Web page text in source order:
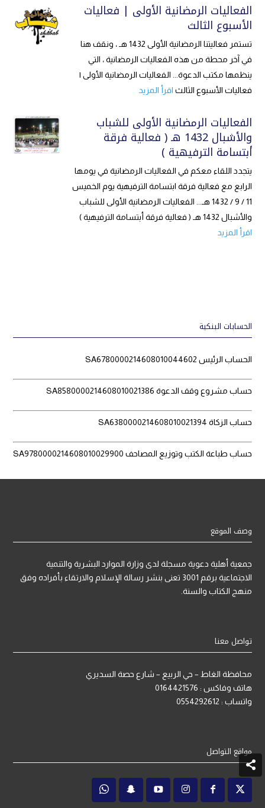
الفعاليات الرمضانية الأولى | فعاليات
الأسبوع الثالث
تستمر فعاليتنا الرمضانية الأولى 1432 هـ ، ونقف هنا
في آخر محطة من هذه الفعاليات الرمضانية ، التي
ينظمها مكتب الدعوة... الفعاليات الرمضانية الأولى |
فعاليات الأسبوع الثالث اقرأ المزيد
الفعاليات الرمضانية الأولى للشباب
والأشبال 1432 هـ ( فعالية فرقة
أبتسامة الترفيهية )
يتجدد اللقاء معكم في الفعاليات الرمضانية في يومها
الرابع مع فعالية فرقة ابتسامة الترفيهية يوم الخميس
11 / 9 / 1432 هـ... الفعاليات الرمضانية الأولى للشباب
والأشبال 1432 هـ ( فعالية فرقة أبتسامة الترفيهية )
اقرأ المزيد
الحسابات البنكية
الحساب الرئيس SA6780000214608010044602
حساب مشروع وقف الدعوة SA8580000214608010021386
حساب الزكاة SA6380000214608010021394
حساب طباعة الكتب وتوزيع المصاحف SA9780000214608010029900
وصف الموقع
جمعية أهلية دعوية مسجلة لدى وزارة الموارد البشرية والتنمية
الاجتماعية برقم 3001 تعنى بنشر رسالة الإسلام والارتقاء بأفراده وفق
منهج الكتاب والسنة.
تواصل معنا
محافظة الغاط – حي الربيع – شارع حصة السديري
هاتف وفاكس : 0164421576
واتساب : 0554292612
مواقع التواصل